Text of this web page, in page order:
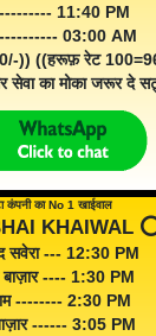
11:40 PM
---------- 03:00 AM
)) ((हरूफ़ रेट
का मोका जरूर दे
कंपनी का No 1 खाईवाल
KHAIWAL
सवेरा --- 12:30 PM
---- 1:30 PM
-------- 2:30 PM
------ 3:05 PM